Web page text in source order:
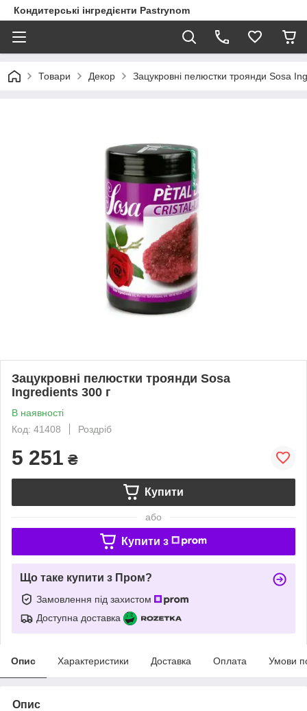
Кондитерські інгредієнти Pastrynom
Товари Декор Зацукровні пелюстки троянди Sosa
Зацукровні пелюстки троянди Sosa
Ingredients 300 г
В наявності
Код: 41408
Роздріб
5 251 ₴
Купити
або
Купити з
Що таке купити з Пром?
Замовлення під захистом
Доступна доставка
Опис Характеристики Доставка Оплата Умови
Опис